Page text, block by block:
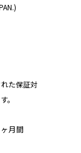
た保証対
。
月間